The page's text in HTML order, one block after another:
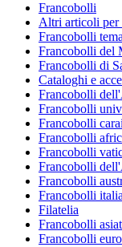
Francobolli
Altri articoli per
Francobolli
Francobolli del
Francobolli di
Cataloghi e
Francobolli
Francobolli
Francobolli
Francobolli
Francobolli
Francobolli
Francobolli
Francobolli
Filatelia
Francobolli
Francobolli